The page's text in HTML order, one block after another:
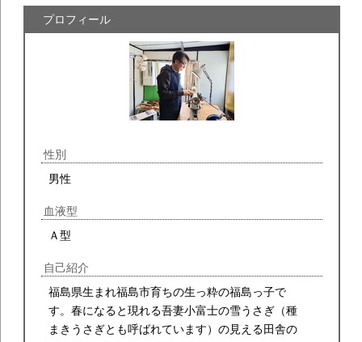
プロフィール
性別
男性
血液型
Ａ型
自己紹介
福島県生まれ福島市育ちの生っ粋の福島っ子で
す。春になると現れる吾妻小富士の雪うさぎ（種
まきうさぎとも呼ばれています）の見える田舎の